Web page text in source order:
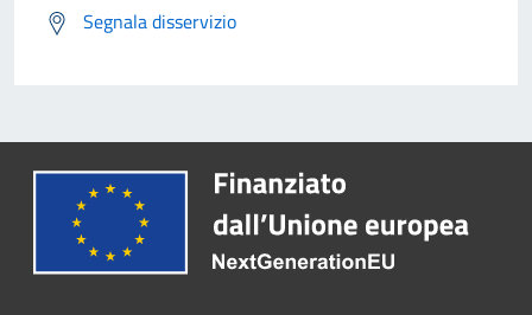
Segnala disservizio